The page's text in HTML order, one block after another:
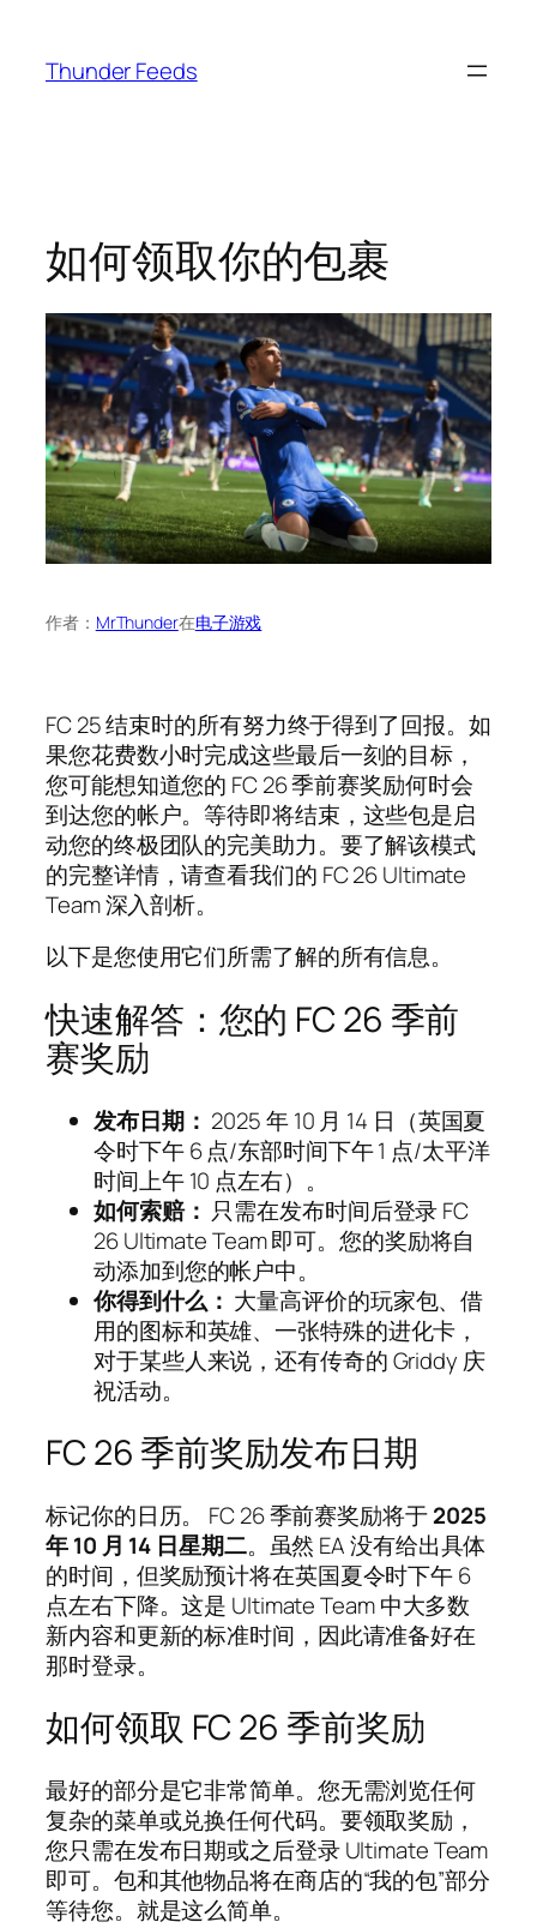
Thunder Feeds
如何领取你的包裹
作者： MrThunder在电子游戏
FC 25 结束时的所有努力终于得到了回报。如
果您花费数小时完成这些最后一刻的目标，
您可能想知道您的 FC 26 季前赛奖励何时会
到达您的帐户。等待即将结束，这些包是启
动您的终极团队的完美助力。要了解该模式
的完整详情，请查看我们的 FC 26 Ultimate
Team 深入剖析。
以下是您使用它们所需了解的所有信息。
快速解答：您的 FC 26 季前
赛奖励
发布日期： 2025 年 10 月 14 日（英国夏
令时下午 6 点/东部时间下午 1 点/太平洋
时间上午 10 点左右）。
如何索赔： 只需在发布时间后登录 FC
26 Ultimate Team 即可。您的奖励将自
动添加到您的帐户中。
你得到什么： 大量高评价的玩家包、借
用的图标和英雄、一张特殊的进化卡，
对于某些人来说，还有传奇的 Griddy 庆
祝活动。
FC 26 季前奖励发布日期
标记你的日历。 FC 26 季前赛奖励将于2025
年 10 月 14 日星期二。虽然 EA 没有给出具体
的时间，但奖励预计将在英国夏令时下午 6
点左右下降。这是 Ultimate Team 中大多数
新内容和更新的标准时间，因此请准备好在
那时登录。
如何领取 FC 26 季前奖励
最好的部分是它非常简单。您无需浏览任何
复杂的菜单或兑换任何代码。要领取奖励，
您只需在发布日期或之后登录 Ultimate Team
即可。包和其他物品将在商店的“我的包”部分
等待您。就是这么简单。